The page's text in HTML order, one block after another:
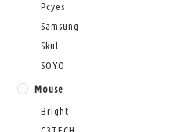
Pcyes
Samsung
Skul
SOYO
Mouse
Bright